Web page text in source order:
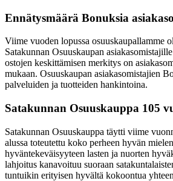
Ennätysmäärä Bonuksia
Viime vuoden lopussa osuuskaupallamme
Satakunnan Osuuskaupan
ostojen keskittämisen merkitys on
mukaan. Osuuskaupan asiakasomistajien
palveluiden ja tuotteiden hankintoina.
Satakunnan Osuuskauppa 105
Satakunnan Osuuskauppa täytti viime
alussa toteutettu koko perheen hyvän
hyväntekeväisyyteen lasten ja nuorten
lahjoitus kanavoituu suoraan
tuntuikin erityisen hyvältä kokoontua